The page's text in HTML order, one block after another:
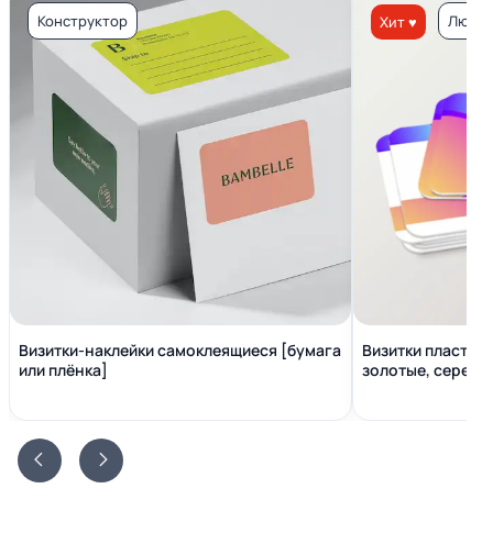
Конструктор
Визитки-наклейки самоклеящиеся [бумага
или плёнка]
Хит ♥ Люкс
Визитки
золотые,